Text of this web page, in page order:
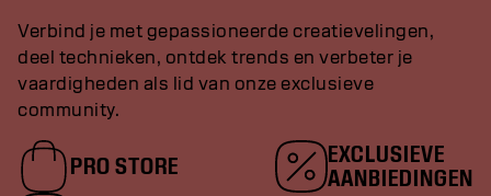
Verbind je met gepassioneerde creatievelingen,
deel technieken, ontdek trends en verbeter je
vaardigheden als lid van onze exclusieve
community.
PRO STORE
EXCLUSIEVE
AANBIEDINGEN